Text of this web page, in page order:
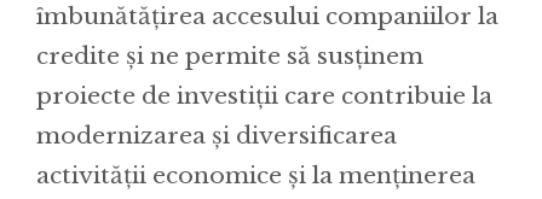
îmbunătățirea accesului companiilor la
credite și ne permite să susținem
proiecte de investiții care contribuie la
modernizarea și diversificarea
activității economice și la menținerea